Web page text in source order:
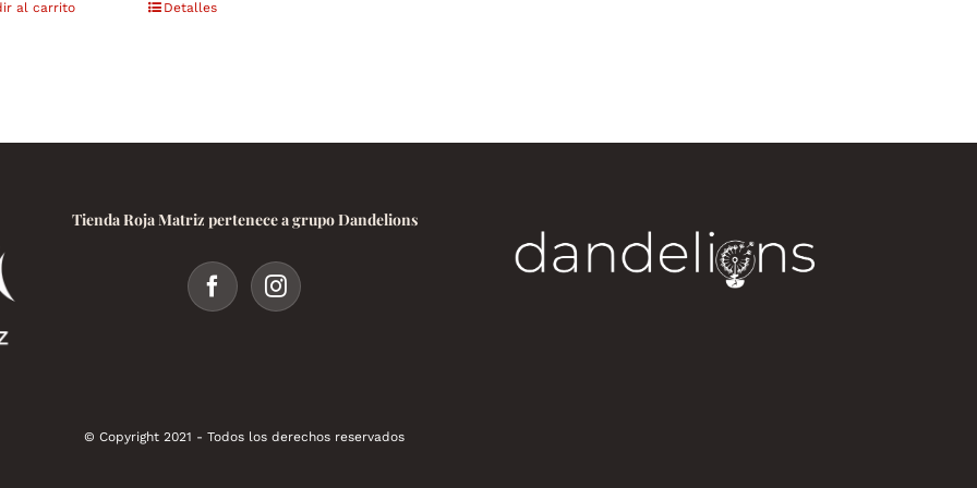
al carrito Detalles
Tienda Roja Matriz pertenece a grupo Dandelions
© Copyright 2021 - Todos los derechos reservados